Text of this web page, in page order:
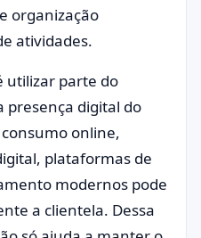
organização
atividades.
utilizar parte do
presença digital do
online,
plataformas de
modernos pode
a clientela. Dessa